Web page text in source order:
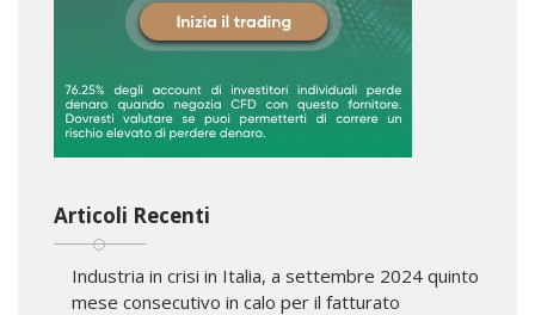
Articoli Recenti
Industria in crisi in Italia, a settembre 2024 quinto
mese consecutivo in calo per il fatturato